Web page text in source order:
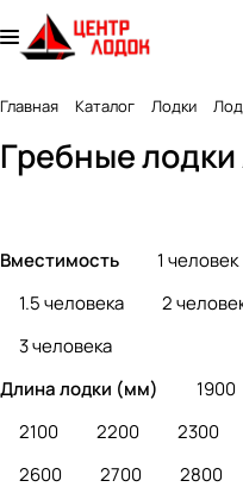
Главная Каталог Лодки
Гребные
С натяжным
дном
37 товаров
С
12
Вместимость
1 человек
1.5 человека
2
3 человека
Длина лодки (мм)
1900
2100
2200 2300
2600
2700 2800